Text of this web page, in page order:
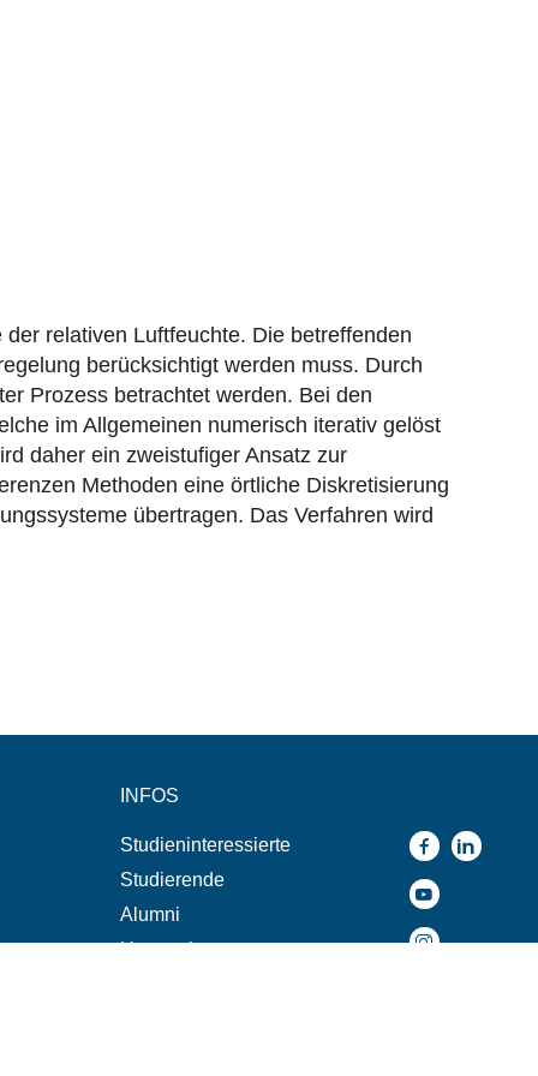
relativen Luftfeuchte. Die betreffenden
berücksichtigt werden muss. Durch
Prozess betrachtet werden. Bei den
im Allgemeinen numerisch iterativ gelöst
daher ein zweistufiger Ansatz zur
Methoden eine örtliche Diskretisierung
übertragen. Das Verfahren wird
INFOS
Studieninteressierte
Studierende
Alumni
Unternehmen